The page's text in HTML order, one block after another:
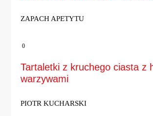
ZAPACH APETYTU
0
Tartaletki z kruchego ciasta z
warzywami
PIOTR KUCHARSKI